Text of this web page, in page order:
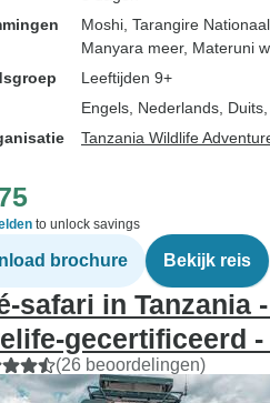
Moshi , Tarangire
Manyara meer, Materuni
Leeftijden 9+
Engels, Nederlands,
Tanzania Wildlife
to unlock savings
brochure Bekijk reis
safari in Tanzania
gecertificeerd -
(26 beoordelingen)